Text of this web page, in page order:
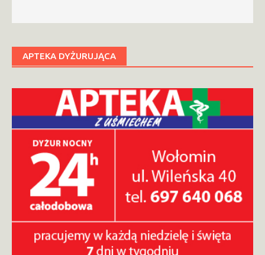
APTEKA DYŻURUJĄCA